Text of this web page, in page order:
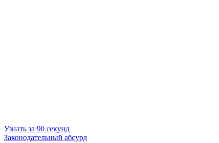
Узнать за 90 секунд
Законодательный абсурд